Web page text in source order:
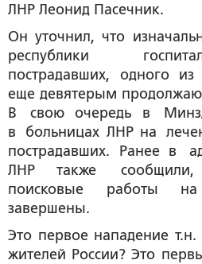
ЛНР Леонид Пасечник.
Он уточнил, что
республики
пострадавших, одного
еще девятерым
В свою очередь в
в больницах ЛНР на
пострадавших. Ранее в
ЛНР также сообщили,
поисковые работы
завершены.
Это первое нападение
жителей России? Это